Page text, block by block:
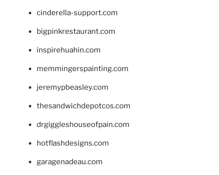
cinderella-support.com
bigpinkrestaurant.com
inspirehuahin.com
memmingerspainting.com
jeremypbeasley.com
thesandwichdepotcos.com
drgiggleshouseofpain.com
hotflashdesigns.com
garagenadeau.com